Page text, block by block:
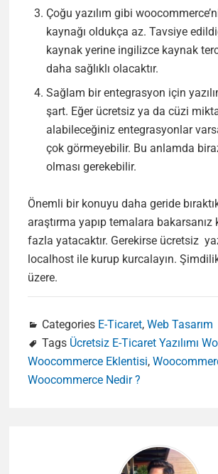
Çoğu yazılım gibi
kaynağı oldukça az. Tavsiye
kaynak yerine ingilizce kaynak
daha sağlıklı olacaktır.
Sağlam bir entegrasyon için
şart. Eğer ücretsiz ya da cüzi
alabileceğiniz entegrasyonlar
çok görmeyebilir. Bu anlamda
olması gerekebilir.
Önemli bir konuyu daha geride
araştırma yapıp temalara bakarsanız
fazla yatacaktır. Gerekirse ücretsiz
localhost ile kurup kurcalayın.
üzere.
Categories E-Ticaret, Web Tasarım
Tags Ücretsiz E-Ticaret Yazılımı
Woocommerce Eklentisi,
Woocommerce Nedir ?